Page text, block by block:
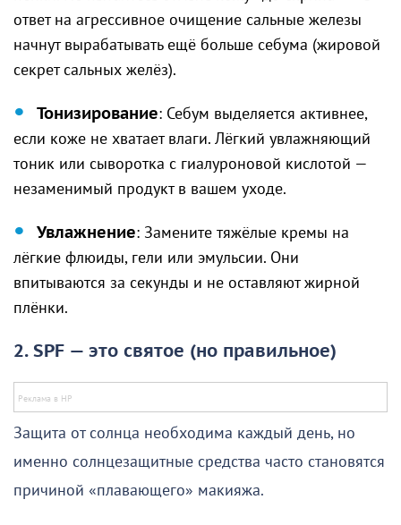
ответ на агрессивное очищение сальные железы
начнут вырабатывать ещё больше себума (жировой
секрет сальных желёз).
Тонизирование: Себум выделяется активнее,
если коже не хватает влаги. Лёгкий увлажняющий
тоник или сыворотка с гиалуроновой кислотой —
незаменимый продукт в вашем уходе.
Увлажнение: Замените тяжёлые кремы на
лёгкие флюиды, гели или эмульсии. Они
впитываются за секунды и не оставляют жирной
плёнки.
2. SPF — это святое (но правильное)
Защита от солнца необходима каждый день, но
именно солнцезащитные средства часто становятся
причиной «плавающего» макияжа.